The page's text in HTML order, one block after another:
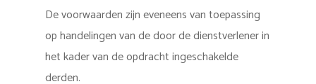
De voorwaarden zijn eveneens van toepassing
op handelingen van de door de dienstverlener in
het kader van de opdracht ingeschakelde
derden.